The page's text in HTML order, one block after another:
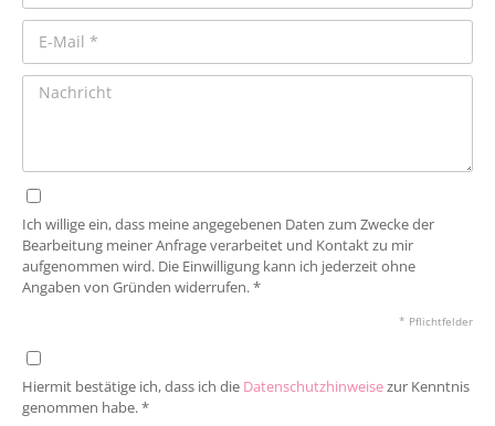
Ich willige ein, dass meine angegebenen Daten zum Zwecke der
Bearbeitung meiner Anfrage verarbeitet und Kontakt zu mir
aufgenommen wird. Die Einwilligung kann ich jederzeit ohne
Angaben von Gründen widerrufen. *
* Pflichtfelder
Hiermit bestätige ich, dass ich die Datenschutzhinweisezur Kenntnis
genommen habe. *